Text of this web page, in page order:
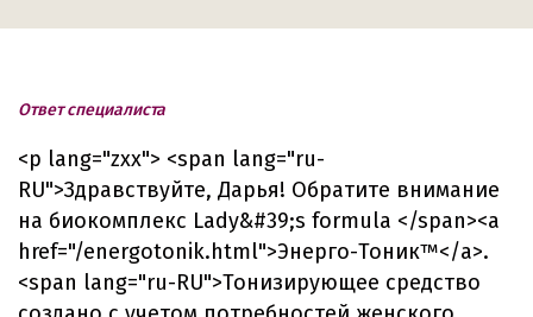
Ответ специалиста
<p lang="zxx"> <span lang="ru-
RU">Здравствуйте, Дарья! Обратите внимание
на биокомплекс Lady&#39;s formula </span><a
href="/energotonik.html">Энерго-Тоник™</a>.
<span lang="ru-RU">Тонизирующее средство